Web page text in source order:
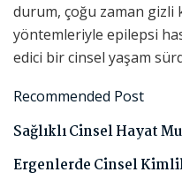
durum, çoğu zaman gizli
yöntemleriyle epilepsi
edici bir cinsel yaşam
Recommended Post
Sağlıklı Cinsel Hayat
Ergenlerde Cinsel